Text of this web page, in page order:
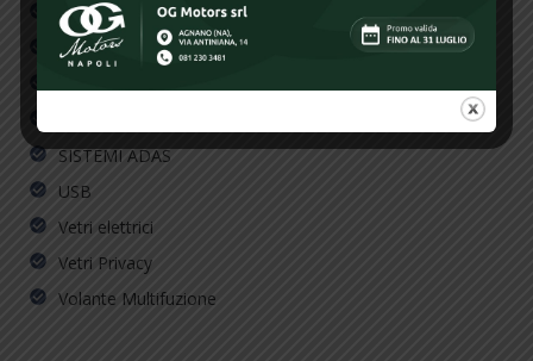
Navigatore
RETROCAMERA
SISTEMI ADAS
USB
Vetri elettrici
Vetri Privacy
Volante Multifuzione